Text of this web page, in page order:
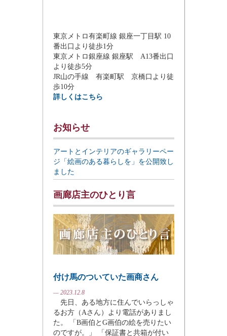
東京メトロ有楽町線 銀座一丁目駅 10
番出口より徒歩1分
東京メトロ銀座線 銀座駅 A13番出口
より徒歩5分
JR山の手線 有楽町駅 京橋口より徒
歩10分
詳しくはこちら
お知らせ
アートとインテリアのギャラリーペー
ジ「絵画のある暮らしを」を公開致し
ました
画廊店主のひとり言
付け馬のついていた画商さん
— 2023.12.8
先日、ある地方に住んでいらっしゃ
るお方（Aさん）より電話がありまし
た。 「B画伯とG画伯の絵を売りたい
のですが。」 「保証書と共箱が付い